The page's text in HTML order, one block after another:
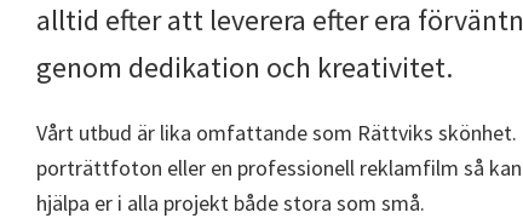
alltid efter att leverera efter era
genom dedikation och kreativitet.
Vårt utbud är lika omfattande som Rättviks
porträttfoton eller en professionell reklamfilm så
hjälpa er i alla projekt både stora som små.